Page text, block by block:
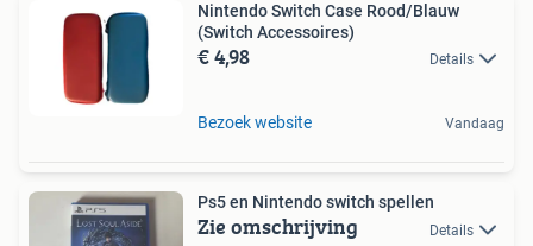
Nintendo Switch Case Rood/Blauw
(Switch Accessoires)
€ 4,98 Details
Bezoek website Vandaag
Ps5 en Nintendo switch spellen
Zie omschrijving Details